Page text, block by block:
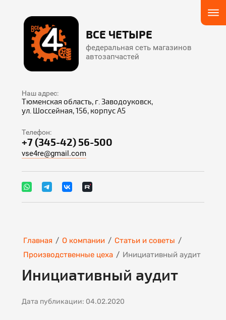
ВСЕ ЧЕТЫРЕ
федеральная сеть магазинов
автозапчастей
Наш адрес:
Тюменская область, г. Заводоуковск,
ул. Шоссейная, 156, корпус А5
Телефон:
+7 (345-42) 56-500
vse4re@gmail.com
Главная / О компании / Статьи и советы /
Производственные цеха / Инициативный аудит
Инициативный аудит
Дата публикации: 04.02.2020